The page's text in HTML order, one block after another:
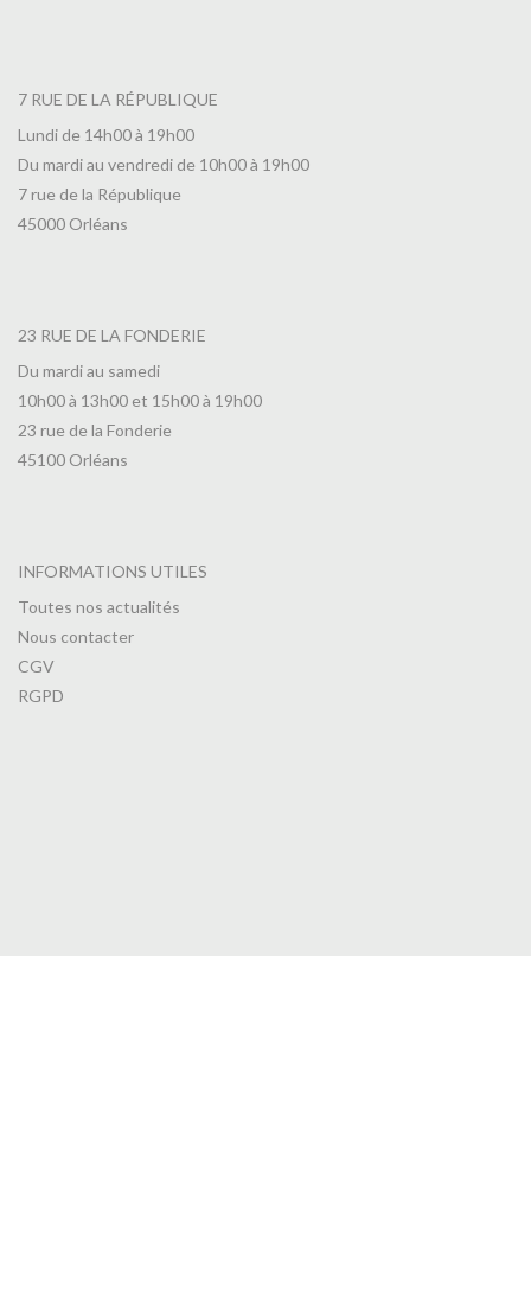
7 RUE DE LA RÉPUBLIQUE
Lundi de 14h00 à 19h00
Du mardi au vendredi de 10h00 à 19h00
7 rue de la République
45000 Orléans
23 RUE DE LA FONDERIE
Du mardi au samedi
10h00 à 13h00 et 15h00 à 19h00
23 rue de la Fonderie
45100 Orléans
INFORMATIONS UTILES
Toutes nos actualités
Nous contacter
CGV
RGPD